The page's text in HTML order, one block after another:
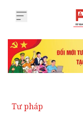
Tư pháp